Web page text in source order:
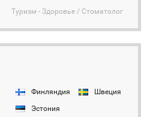
Туризм - Здоровье / Стоматолог
Финляндия
Швеция
Эстония